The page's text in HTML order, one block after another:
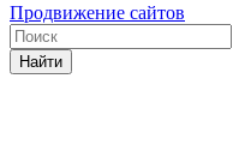
Продвижение сайтов
Найти